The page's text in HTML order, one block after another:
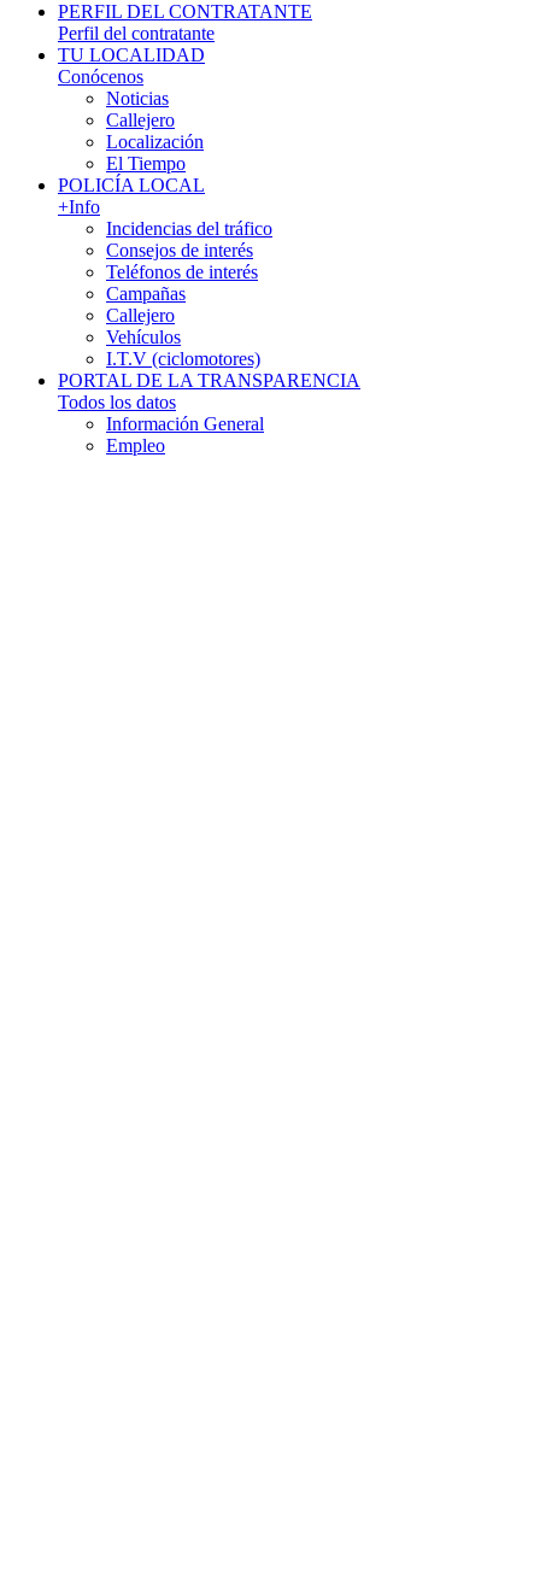
PERFIL DEL CONTRATANTE
Perfil del contratante
TU LOCALIDAD
Conócenos
Noticias
Callejero
Localización
El Tiempo
POLICÍA LOCAL
+Info
Incidencias del tráfico
Consejos de interés
Teléfonos de interés
Campañas
Callejero
Vehículos
I.T.V (ciclomotores)
PORTAL DE LA TRANSPARENCIA
Todos los datos
Información General
Empleo